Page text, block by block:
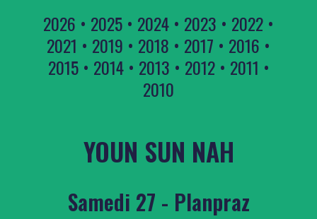
2026 • 2025 • 2024 • 2023 • 2022 •
2021 • 2019 • 2018 • 2017 • 2016 •
2015• 2014• 2013 • 2012• 2011 •
2010
YOUN SUN NAH
Samedi 27 - Planpraz